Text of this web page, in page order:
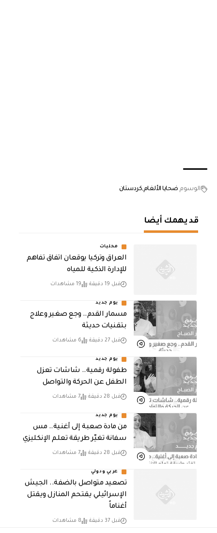
الوسوم ضحايا الألغامكردستان
قد يهمك أيضا
محليات
العراق وتركيا يوقعان اتفاق تفاهم
للإدارة الذكية للمياه
قبل 19 دقيقة 19 مشاهدات
يوم جديد
مسمار القدم.. وجع صغير وعلاج
بتقنيات حديثة
قبل 27 دقيقة 6 مشاهدات
يوم جديد
طفولة رقمية.. شاشات تعزل
الطفل عن الحركة والتواصل
قبل 28 دقيقة 7 مشاهدات
يوم جديد
من مادة صعبة إلى أغنية.. مس
سفانة تغيّر طريقة تعلم الإنكليزي
قبل 28 دقيقة 7 مشاهدات
عربي ودولي
تصعيد متواصل بالضفة.. الجيش
الإسرائيلي يقتحم المنازل ويقتل
أغناماً
قبل 37 دقيقة 8 مشاهدات